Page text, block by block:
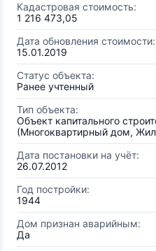
Кадастровая стоимость:
1 216 473,05
Дата обновления стоимости:
15.01.2019
Статус объекта:
Ранее учтенный
Тип объекта:
Объект капитального
(Многоквартирный дом,
Дата постановки на учёт:
26.07.2012
Год постройки:
1944
Дом признан аварийным:
Да